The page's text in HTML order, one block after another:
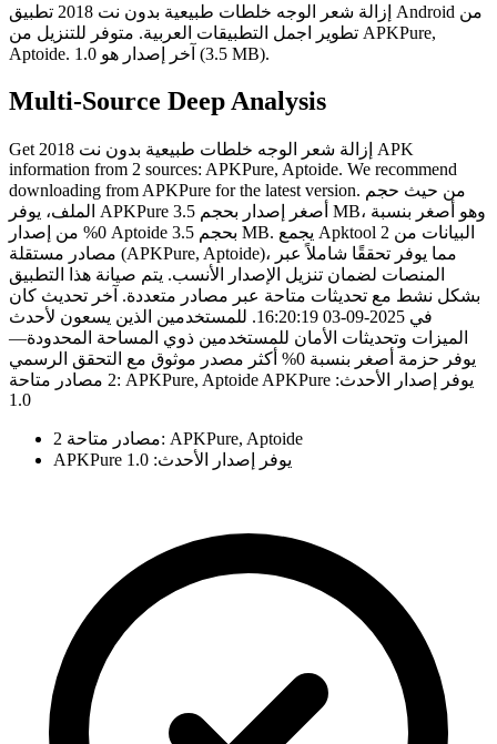
إزالة شعر الوجه خلطات طبيعية بدون نت 2018 تطبيق Android من
تطوير اجمل التطبيقات العربية. متوفر للتنزيل من APKPure,
Aptoide.
آخر إصدار هو 1.0 (3.5 MB).
Multi-Source Deep Analysis
Get إزالة شعر الوجه خلطات طبيعية بدون نت 2018 APK
information from 2 sources: APKPure, Aptoide. We recommend
downloading from APKPure for the latest version. من حيث حجم
الملف، يوفر APKPure أصغر إصدار بحجم 3.5 MB، وهو أصغر بنسبة
0% من إصدار Aptoide بحجم 3.5 MB. يجمع Apktool البيانات من 2
مصادر مستقلة (APKPure, Aptoide)، مما يوفر تحققًا شاملاً عبر
المنصات لضمان تنزيل الإصدار الأنسب. يتم صيانة هذا التطبيق
بشكل نشط مع تحديثات متاحة عبر مصادر متعددة. آخر تحديث كان
في 2025-09-03 16:20:19. للمستخدمين الذين يسعون لأحدث
الميزات وتحديثات الأمان للمستخدمين ذوي المساحة المحدودة—
يوفر حزمة أصغر بنسبة 0% أكثر مصدر موثوق مع التحقق الرسمي
2 مصادر متاحة: APKPure, Aptoide APKPure يوفر إصدار الأحدث:
1.0
2 مصادر متاحة: APKPure, Aptoide
APKPure يوفر إصدار الأحدث: 1.0